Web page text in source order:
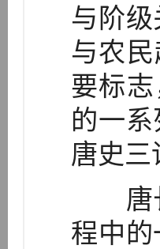
与阶
与农
要标
的一
唐史三
唐长
程中